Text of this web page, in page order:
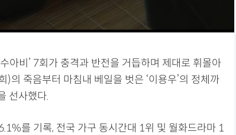
아비’ 7회가 충격과 반전을 거듭하며 제대로 휘몰아
의 죽음부터 마침내 베일을 벗은 ‘이용우’의 정체까
선사했다.
를 기록, 전국 가구 동시간대 1위 및 월화드라마 1